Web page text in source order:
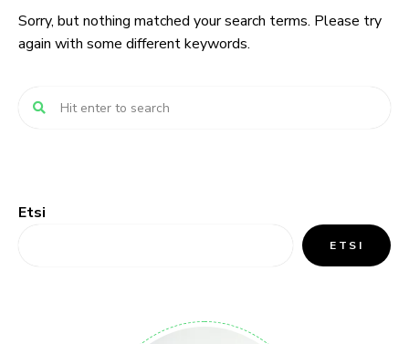
Sorry, but nothing matched your search terms. Please try
again with some different keywords.
Etsi
ETSI